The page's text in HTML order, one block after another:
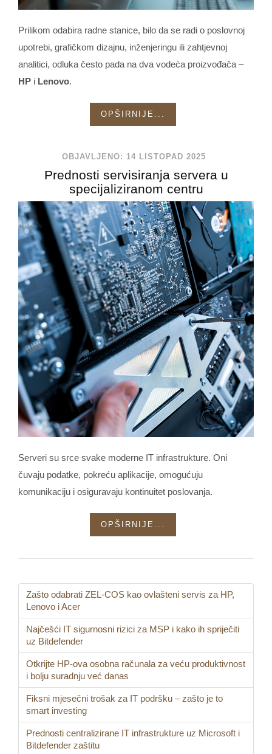
Prilikom odabira radne stanice, bilo da se radi o poslovnoj
upotrebi, grafičkom dizajnu, inženjeringu ili zahtjevnoj
analitici, odluka često pada na dva vodeća proizvođača –
HP i Lenovo.
OPŠIRNIJE...
OBJAVLJENO: 14 LISTOPAD 2025
Prednosti servisiranja servera u
specijaliziranom centru
Serveri su srce svake moderne IT infrastrukture. Oni
čuvaju podatke, pokreću aplikacije, omogućuju
komunikaciju i osiguravaju kontinuitet poslovanja.
OPŠIRNIJE...
Zašto odabrati ZEL-COS kao ovlašteni servis za HP,
Lenovo i Acer
Najčešći IT sigurnosni rizici za MSP i kako ih spriječiti
uz Bitdefender
Otkrijte HP-ova osobna računala za veću produktivnost
i bolju suradnju već danas
Fiksni mjesečni trošak za IT podršku – zašto je to
smart investing
Prednosti centralizirane IT infrastrukture uz Microsoft i
Bitdefender zaštitu